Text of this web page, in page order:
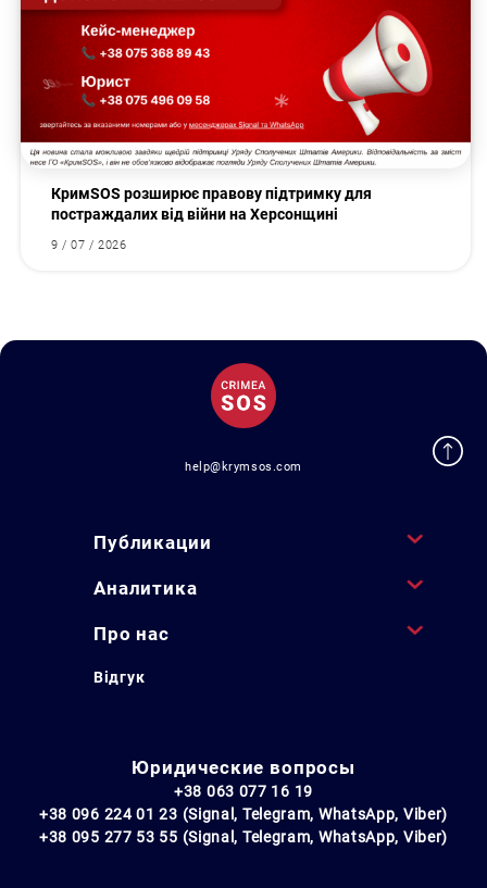
КримSOS розширює правову підтримку для
постраждалих від війни на Херсонщині
9 / 07 / 2026
help@krymsos.com
Публикации
Аналитика
Про нас
Відгук
Юридические вопросы
+38 063 077 16 19
+38 096 224 01 23 (Signal, Telegram, WhatsApp, Viber)
+38 095 277 53 55 (Signal, Telegram, WhatsApp, Viber)